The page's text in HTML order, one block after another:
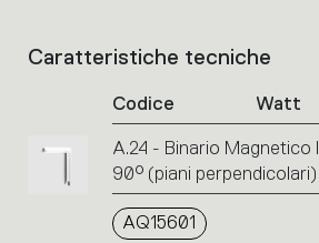
Elenco
Cliccare
Caratteristiche tecniche
Codice Watt
A.24 - Binario Magnetico
90° (piani
AQ15601